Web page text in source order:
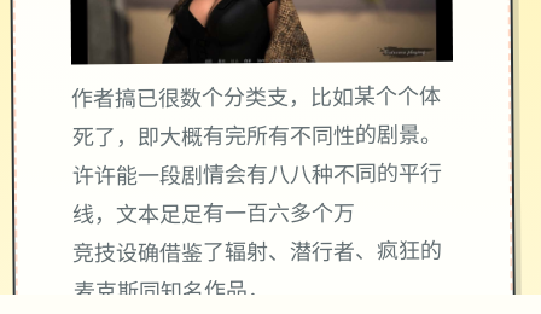
作者搞已很数个分类支，比如某个个体
死了，即大概有完所有不同性的剧景。
许许能一段剧情会有八八种不同的平行
线，文本足足有一百六多个万
竞技设确借鉴了辐射、潜行者、疯狂的
麦克斯同知名作品，